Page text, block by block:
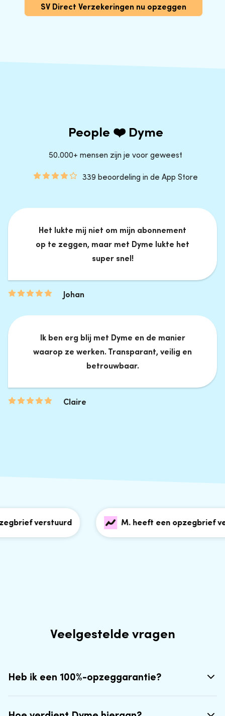
SV Direct Verzekeringen nu opzeggen
People ❤️ Dyme
50.000+ mensen zijn je voor geweest
339 beoordeling in de App Store
Het lukte mij niet om mijn abonnement
op te zeggen, maar met Dyme lukte het
super snel!
Johan
Ik ben erg blij met Dyme en de manier
waarop ze werken. Transparant, veilig en
betrouwbaar.
Claire
verstuurd M. heeft een opzegbrief
Veelgestelde vragen
Heb ik een 100%-opzeggarantie?